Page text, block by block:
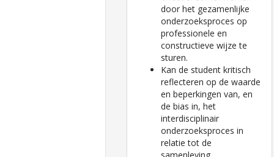
door het gezamenlijke
onderzoeksproces op
professionele en
constructieve wijze te
sturen.
Kan de student kritisch
reflecteren op de waarde
en beperkingen van, en
de bias in, het
interdisciplinair
onderzoeksproces in
relatie tot de